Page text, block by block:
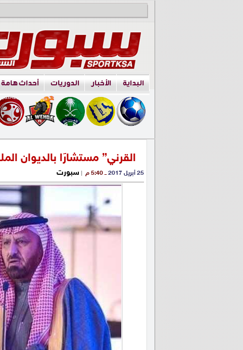
البداية الأخبار الدوريات أحداث هامة
القرني” مستشارًا بالديوان
25 أبريل 2017 ــ 5:40 م | سبورت